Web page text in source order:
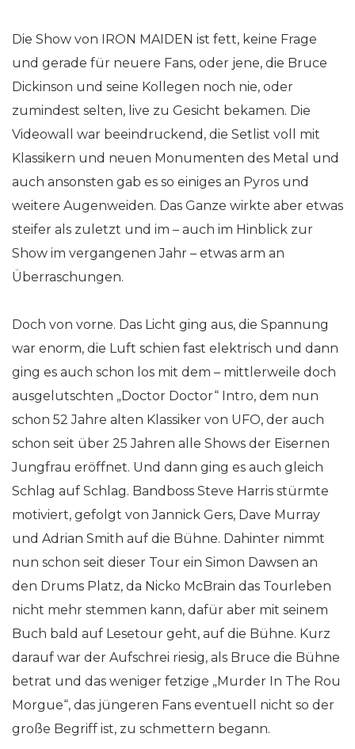
Die Show von IRON MAIDEN ist fett, keine Frage
und gerade für neuere Fans, oder jene, die Bruce
Dickinson und seine Kollegen noch nie, oder
zumindest selten, live zu Gesicht bekamen. Die
Videowall war beeindruckend, die Setlist voll mit
Klassikern und neuen Monumenten des Metal und
auch ansonsten gab es so einiges an Pyros und
weitere Augenweiden. Das Ganze wirkte aber etwas
steifer als zuletzt und im – auch im Hinblick zur
Show im vergangenen Jahr – etwas arm an
Überraschungen.
Doch von vorne. Das Licht ging aus, die Spannung
war enorm, die Luft schien fast elektrisch und dann
ging es auch schon los mit dem – mittlerweile doch
ausgelutschten „Doctor Doctor“ Intro, dem nun
schon 52 Jahre alten Klassiker von UFO, der auch
schon seit über 25 Jahren alle Shows der Eisernen
Jungfrau eröffnet. Und dann ging es auch gleich
Schlag auf Schlag. Bandboss Steve Harris stürmte
motiviert, gefolgt von Jannick Gers, Dave Murray
und Adrian Smith auf die Bühne. Dahinter nimmt
nun schon seit dieser Tour ein Simon Dawsen an
den Drums Platz, da Nicko McBrain das Tourleben
nicht mehr stemmen kann, dafür aber mit seinem
Buch bald auf Lesetour geht, auf die Bühne. Kurz
darauf war der Aufschrei riesig, als Bruce die Bühne
betrat und das weniger fetzige „Murder In The Rou
Morgue“, das jüngeren Fans eventuell nicht so der
große Begriff ist, zu schmettern begann.